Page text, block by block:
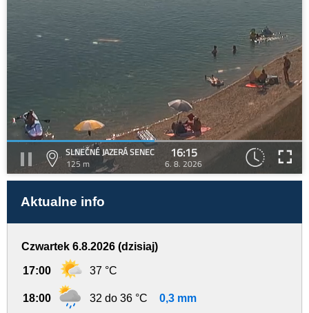
SLNEČNÉ JAZERÁ SENEC
125 m
16:15
6. 8. 2026
Aktualne info
Czwartek 6.8.2026 (dzisiaj)
17:00 37 °C
18:00 32 do 36 °C 0,3 mm